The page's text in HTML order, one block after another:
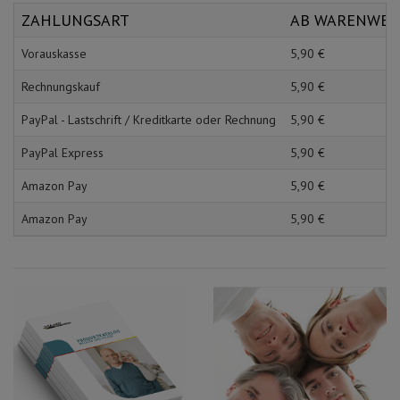
Ärmelschoner
Unterlagen und
ZAHLUNGSART AB
Vorauskasse 5,90 €
Rechnungskauf 5,90 €
PayPal - Lastschrift / Kreditkarte oder Rechnung 5,90 €
PayPal Express 5,90 €
Amazon Pay 5,90 €
Amazon Pay 5,90 €